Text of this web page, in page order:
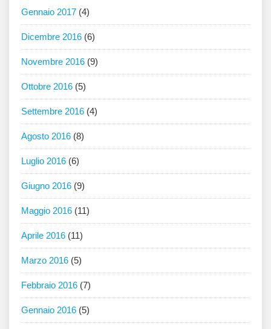
Gennaio 2017 (4)
Dicembre 2016 (6)
Novembre 2016 (9)
Ottobre 2016 (5)
Settembre 2016 (4)
Agosto 2016 (8)
Luglio 2016 (6)
Giugno 2016 (9)
Maggio 2016 (11)
Aprile 2016 (11)
Marzo 2016 (5)
Febbraio 2016 (7)
Gennaio 2016 (5)